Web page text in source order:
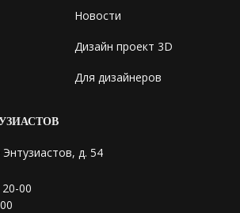
Новости
Дизайн проект 3D
Для дизайнеров
д. 54
00